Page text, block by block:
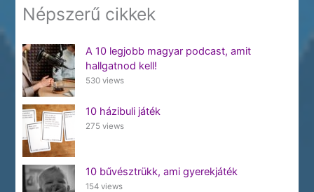
Népszerű cikkek
A 10 legjobb magyar podcast, amit
hallgatnod kell!
530 views
10 házibuli játék
275 views
10 bűvésztrükk, ami gyerekjáték
154 views